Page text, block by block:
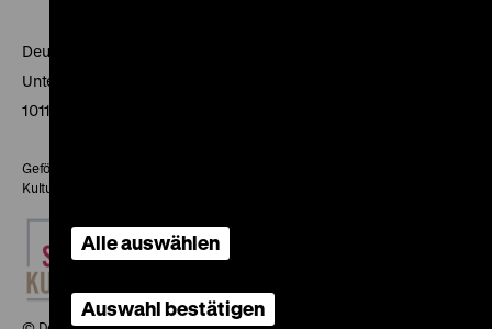
Deutsches Historisches Museum
Unter den Linden 2
10117 Berlin
Gefördert mit Mitteln des Beauftragten der Bundesregierung für
Kultur und Medien
Alle auswählen
Auswahl bestätigen